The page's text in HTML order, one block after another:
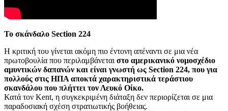
Το σκάνδαλο Section 224
Η κριτική του γίνεται ακόμη πιο έντονη απέναντι σε μια νέα
πρωτοβουλία που περιλαμβάνεται στο αμερικανικό νομοσχέδιο
αμυντικών δαπανών και είναι γνωστή ως Section 224, που για
πολλούς στις ΗΠΑ αποκτά χαρακτηριστικά τεράστιου
σκανδάλου που πλήττει τον Λευκό Οίκο.
Κατά τον Kent, η συγκεκριμένη διάταξη δεν περιορίζεται σε μια
παραδοσιακή σχέση στρατιωτικής βοήθειας.